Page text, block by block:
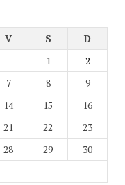
V S
D
1
2
7 8
9
14 15
16
21 22
23
28 29
30